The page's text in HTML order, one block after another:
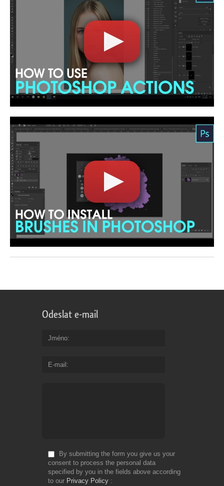
Odeslat e-mail
Jméno
E-mail
By submitting the form you give us your
consent to process the personal data
specified by you in the fields above according
to our Privacy Policy